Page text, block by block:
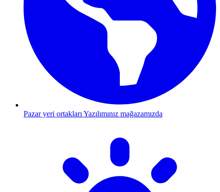
Pazar yeri ortakları Yazılımınız mağazamızda